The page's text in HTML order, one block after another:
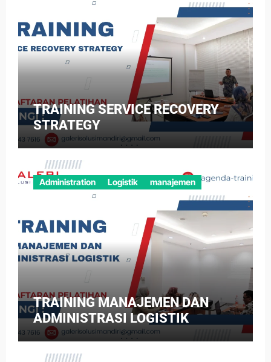
TRAINING SERVICE RECOVERY
STRATEGY
Administration Logistik manajemen
TRAINING MANAJEMEN DAN
ADMINISTRASI LOGISTIK